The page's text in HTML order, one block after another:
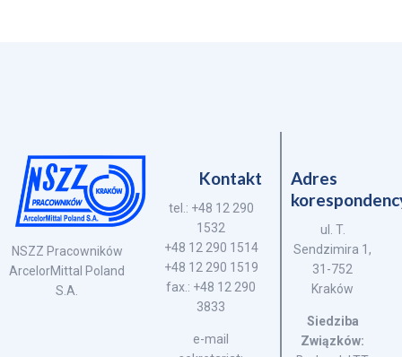
NSZZ Pracowników
ArcelorMittal Poland
S.A.
Kontakt
tel.: +48 12 290
1532
+48 12 290 1514
+48 12 290 1519
fax.: +48 12 290
3833
e-mail
Adres
ul. T.
Sendzimira 1,
31-752
Kraków
Siedziba
Związków: